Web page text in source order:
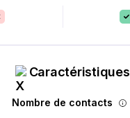
Caractéristiques
Nombre de contacts